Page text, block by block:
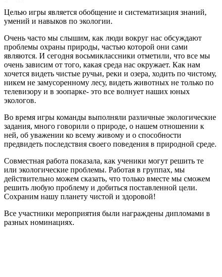
Целью игры является обобщение и систематизация знаний,
умений и навыков по экологии.
Очень часто мы слышим, как люди вокруг нас обсуждают
проблемы охраны природы, частью которой они сами
являются. И сегодня восьмиклассники отметили, что все мы
очень зависим от того, какая среда нас окружает. Как нам
хочется видеть чистые ручьи, реки и озера, ходить по чистому,
никем не замусоренному лесу, видеть животных не только по
телевизору и в зоопарке- это все волнует наших юных
экологов.
Во время игры команды выполняли различные экологические
задания, много говорили о природе, о нашем отношении к
ней, об уважении ко всему живому и о способности
предвидеть последствия своего поведения в природной среде.
Совместная работа показала, как ученики могут решить те
или экологические проблемы. Работая в группах, мы
действительно можем сказать, что только вместе мы сможем
решить любую проблему и добиться поставленной цели.
Сохраним нашу планету чистой и здоровой!
Все участники мероприятия были награждены дипломами в
разных номинациях.